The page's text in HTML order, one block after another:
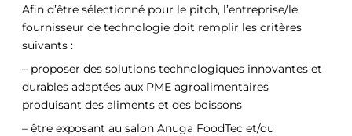
Afin d’être sélectionné pour le pitch, l’entreprise/le
fournisseur de technologie doit remplir les critères
suivants :
– proposer des solutions technologiques innovantes et
durables adaptées aux PME agroalimentaires
produisant des aliments et des boissons
– être exposant au salon Anuga FoodTec et/ou